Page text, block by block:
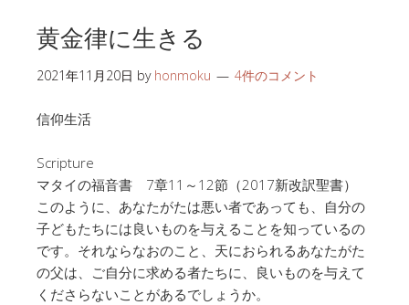
黄金律に生きる
2021年11月20日 by honmoku 4件のコメント
信仰生活
Scripture
マタイの福音書 7章11～12節（2017新改訳聖書）
このように、あなたがたは悪い者であっても、自分の
子どもたちには良いものを与えることを知っているの
です。それならなおのこと、天におられるあなたがた
の父は、ご自分に求める者たちに、良いものを与えて
くださらないことがあるでしょうか。